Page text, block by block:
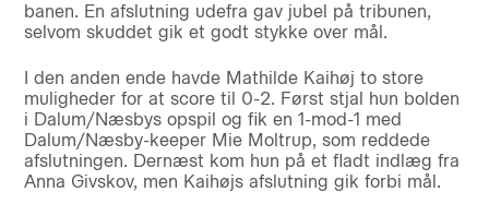
banen. En afslutning udefra gav jubel på tribunen,
selvom skuddet gik et godt stykke over mål.
I den anden ende havde Mathilde Kaihøj to store
muligheder for at score til 0-2. Først stjal hun bolden
i Dalum/Næsbys opspil og fik en 1-mod-1 med
Dalum/Næsby-keeper Mie Moltrup, som reddede
afslutningen. Dernæst kom hun på et fladt indlæg fra
Anna Givskov, men Kaihøjs afslutning gik forbi mål.